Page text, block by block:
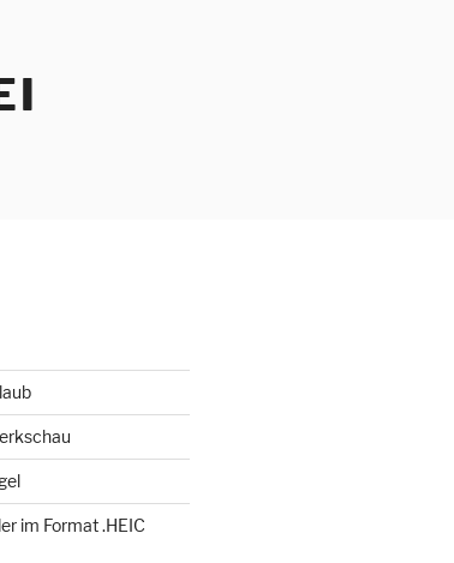
im Format .HEIC